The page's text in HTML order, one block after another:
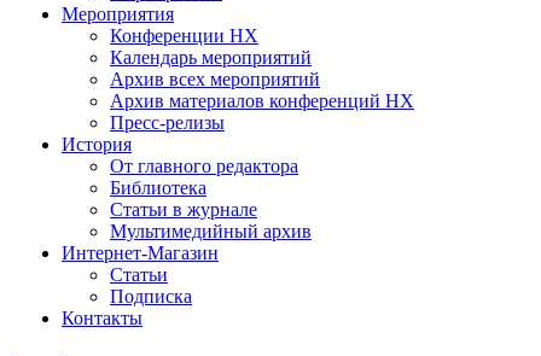
Мероприятия
Конференции НХ
Календарь мероприятий
Архив всех мероприятий
Архив материалов конференций НХ
Пресс-релизы
История
От главного редактора
Библиотека
Статьи в журнале
Мультимедийный архив
Интернет-Магазин
Статьи
Подписка
Контакты